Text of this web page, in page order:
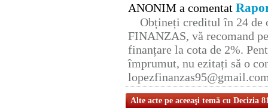
ANONIM a comentat
Obțineți creditul în 24 de
FINANZAS, vă recomand
finanțare la cota de 2%.
împrumut, nu ezitați să o
Alte acte pe aceeaşi temă cu Decizia